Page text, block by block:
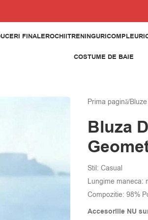
FINALEROCHIITRENINGURICOMPLEURI
COSTUME DE BAIE
Prima pagină/
Bluza
Stil: Casual
Lungime maneca:
Compozitie: 98%
Accesoriile NU